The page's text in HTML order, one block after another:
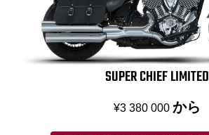
SUPER CHIEF LIMITED
¥3 380 000 から